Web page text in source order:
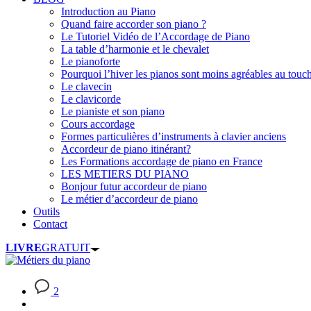
Introduction au Piano
Quand faire accorder son piano ?
Le Tutoriel Vidéo de l’Accordage de Piano
La table d’harmonie et le chevalet
Le pianoforte
Pourquoi l’hiver les pianos sont moins agréables au
Le clavecin
Le clavicorde
Le pianiste et son piano
Cours accordage
Formes particulières d’instruments à clavier anciens
Accordeur de piano itinérant?
Les Formations accordage de piano en France
LES METIERS DU PIANO
Bonjour futur accordeur de piano
Le métier d’accordeur de piano
Outils
Contact
LIVREGRATUIT
2